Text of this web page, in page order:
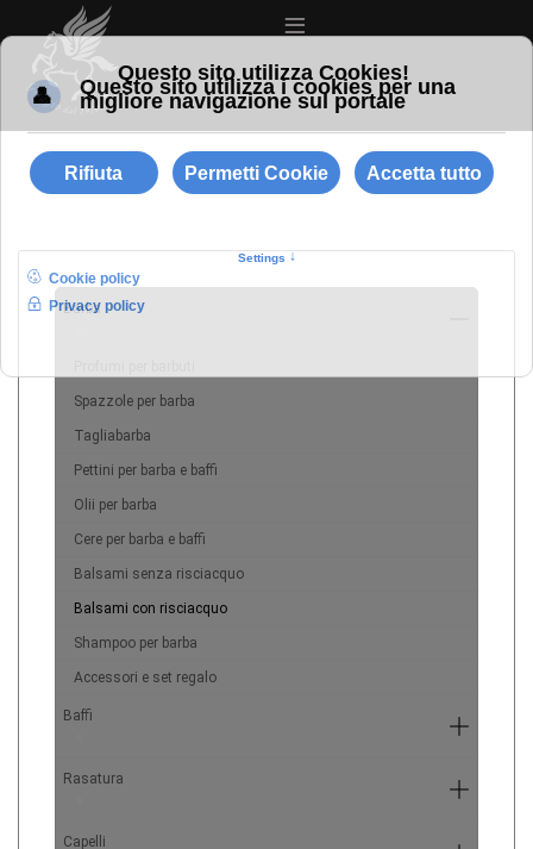
≡
Barba
Spazzole per barba
Tagliabarba
Pettini per barba e baffi
Olii per barba
Cere per barba e baffi
Balsami senza risciacquo
Balsami con risciacquo
Shampoo per barba
Accessori e set regalo
Baffi
Rasatura
Capelli